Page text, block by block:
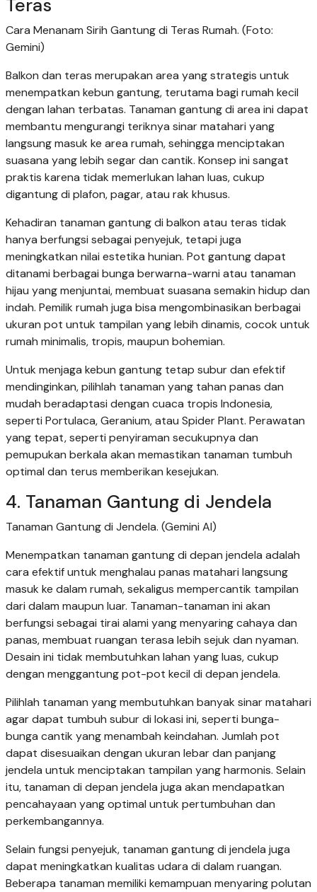
Teras
Cara Menanam Sirih Gantung di Teras Rumah. (Foto:
Gemini)
Balkon dan teras merupakan area yang strategis untuk
menempatkan kebun gantung, terutama bagi rumah kecil
dengan lahan terbatas. Tanaman gantung di area ini dapat
membantu mengurangi teriknya sinar matahari yang
langsung masuk ke area rumah, sehingga menciptakan
suasana yang lebih segar dan cantik. Konsep ini sangat
praktis karena tidak memerlukan lahan luas, cukup
digantung di plafon, pagar, atau rak khusus.
Kehadiran tanaman gantung di balkon atau teras tidak
hanya berfungsi sebagai penyejuk, tetapi juga
meningkatkan nilai estetika hunian. Pot gantung dapat
ditanami berbagai bunga berwarna-warni atau tanaman
hijau yang menjuntai, membuat suasana semakin hidup dan
indah. Pemilik rumah juga bisa mengombinasikan berbagai
ukuran pot untuk tampilan yang lebih dinamis, cocok untuk
rumah minimalis, tropis, maupun bohemian.
Untuk menjaga kebun gantung tetap subur dan efektif
mendinginkan, pilihlah tanaman yang tahan panas dan
mudah beradaptasi dengan cuaca tropis Indonesia,
seperti Portulaca, Geranium, atau Spider Plant. Perawatan
yang tepat, seperti penyiraman secukupnya dan
pemupukan berkala akan memastikan tanaman tumbuh
optimal dan terus memberikan kesejukan.
4. Tanaman Gantung di Jendela
Tanaman Gantung di Jendela. (Gemini AI)
Menempatkan tanaman gantung di depan jendela adalah
cara efektif untuk menghalau panas matahari langsung
masuk ke dalam rumah, sekaligus mempercantik tampilan
dari dalam maupun luar. Tanaman-tanaman ini akan
berfungsi sebagai tirai alami yang menyaring cahaya dan
panas, membuat ruangan terasa lebih sejuk dan nyaman.
Desain ini tidak membutuhkan lahan yang luas, cukup
dengan menggantung pot-pot kecil di depan jendela.
Pilihlah tanaman yang membutuhkan banyak sinar matahari
agar dapat tumbuh subur di lokasi ini, seperti bunga-
bunga cantik yang menambah keindahan. Jumlah pot
dapat disesuaikan dengan ukuran lebar dan panjang
jendela untuk menciptakan tampilan yang harmonis. Selain
itu, tanaman di depan jendela juga akan mendapatkan
pencahayaan yang optimal untuk pertumbuhan dan
perkembangannya.
Selain fungsi penyejuk, tanaman gantung di jendela juga
dapat meningkatkan kualitas udara di dalam ruangan.
Beberapa tanaman memiliki kemampuan menyaring polutan